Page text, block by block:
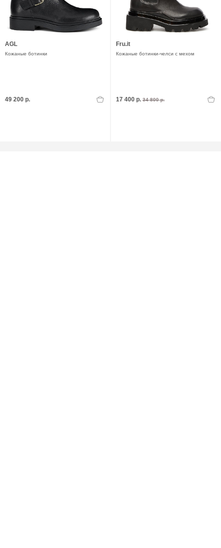
AGL
Кожаные ботинки
49 200 р.
Fru.it
Кожаные ботинки-челси с мехом
17 400 р. 34 800 р.